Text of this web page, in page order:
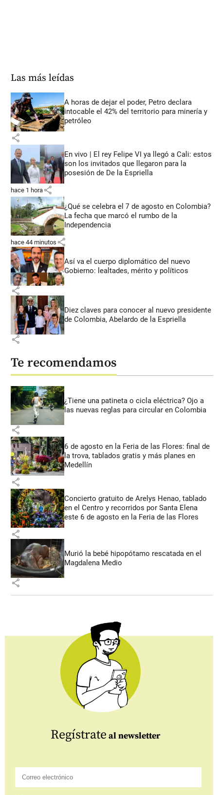
Las más leídas
A horas de dejar el poder, Petro declara
intocable el 42% del territorio para minería y
petróleo
share
En vivo | El rey Felipe VI ya llegó a Cali: estos
son los invitados que llegaron para la
posesión de De la Espriella
hace 1 hora share
¿Qué se celebra el 7 de agosto en Colombia?
La fecha que marcó el rumbo de la
Independencia
hace 44 minutos share
Así va el cuerpo diplomático del nuevo
Gobierno: lealtades, mérito y políticos
share
Diez claves para conocer al nuevo presidente
de Colombia, Abelardo de la Espriella
share
Te recomendamos
¿Tiene una patineta o cicla eléctrica? Ojo a
las nuevas reglas para circular en Colombia
share
6 de agosto en la Feria de las Flores: final de
la trova, tablados gratis y más planes en
Medellín
share
Concierto gratuito de Arelys Henao, tablado
en el Centro y recorridos por Santa Elena
este 6 de agosto en la Feria de las Flores
share
Murió la bebé hipopótamo rescatada en el
Magdalena Medio
share
Regístrate al newsletter